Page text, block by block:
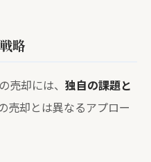
略
売却には、 独自の課題と
売却とは異なるアプロー